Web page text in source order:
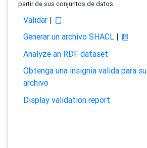
partir de sus conjuntos de datos.
Validar|
Generar un archivo SHACL|
Analyze an RDF dataset
Obtenga una insignia valida para su
archivo
Display validation report